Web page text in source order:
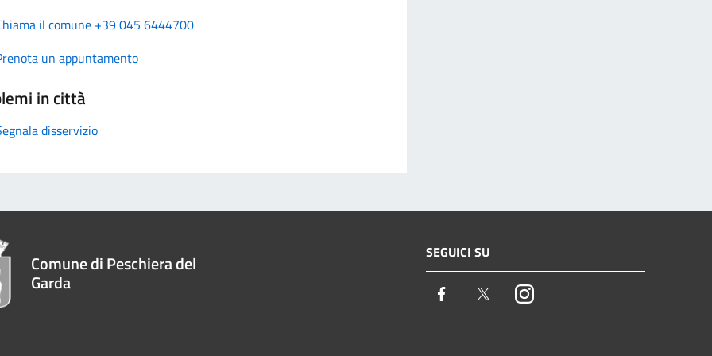
il comune +39 045 6444700
un appuntamento
in città
disservizio
Comune di Peschiera del
Garda
SEGUICI SU
Facebook TwitterInstagram